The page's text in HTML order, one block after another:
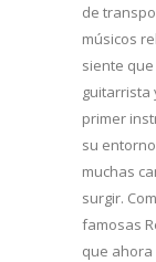
de
músicos
siente
guitarrista
primer
su
muchas
surgir.
famosas
que